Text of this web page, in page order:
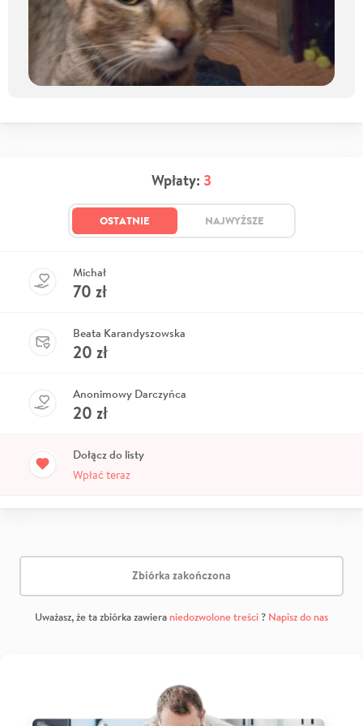
Wpłaty: 3
OSTATNIE NAJWYŻSZE
Michał
70 zł
Beata Karandyszowska
20 zł
Anonimowy Darczyńca
20 zł
Dołącz do listy
Wpłać teraz
Zbiórka zakończona
Uważasz, że ta zbiórka zawiera niedozwolone treści? Napisz do nas